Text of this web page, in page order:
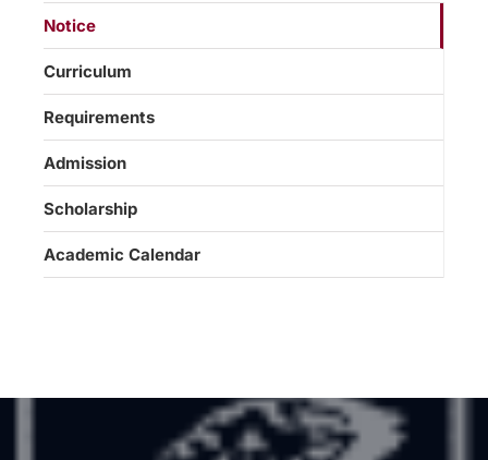
Notice
Curriculum
Requirements
Admission
Scholarship
Academic Calendar